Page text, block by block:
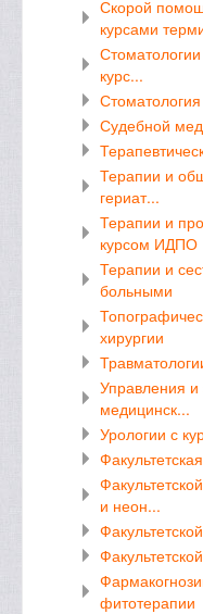
Скорой
курсами
курс...
Судебной
Терапии и
гериат...
Терапии и
курсом ИДПО
Терапии и
больными
хирургии
Управления
медицинск...
Урологии с
и неон...
фитотерапии